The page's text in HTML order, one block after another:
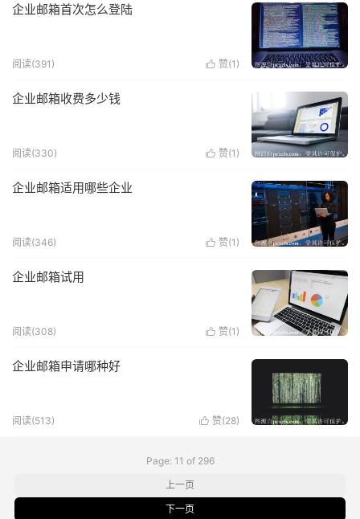
企业邮箱首次怎么登陆
阅读(391)  赞(1 )
企业邮箱收费多少钱
阅读(330)  赞(1 )
企业邮箱适用哪些企业
阅读(346)  赞(1 )
企业邮箱试用
阅读(308)  赞(1 )
企业邮箱申请哪种好
阅读(513)  赞(28)
Page: 11 of 296
上一页
下一页